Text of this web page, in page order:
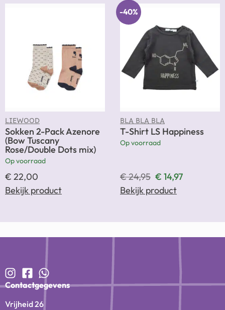
LIEWOOD
Sokken 2-Pack Azenore
(Bow Tuscany
Rose/Double Dots mix)
Op voorraad
€ 22,00
Bekijk product
-40%
BLA BLA BLA
T-Shirt LS Happiness
Op voorraad
€24,95 € 14,97
Bekijk product
Contactgegevens
Vrijheid 26